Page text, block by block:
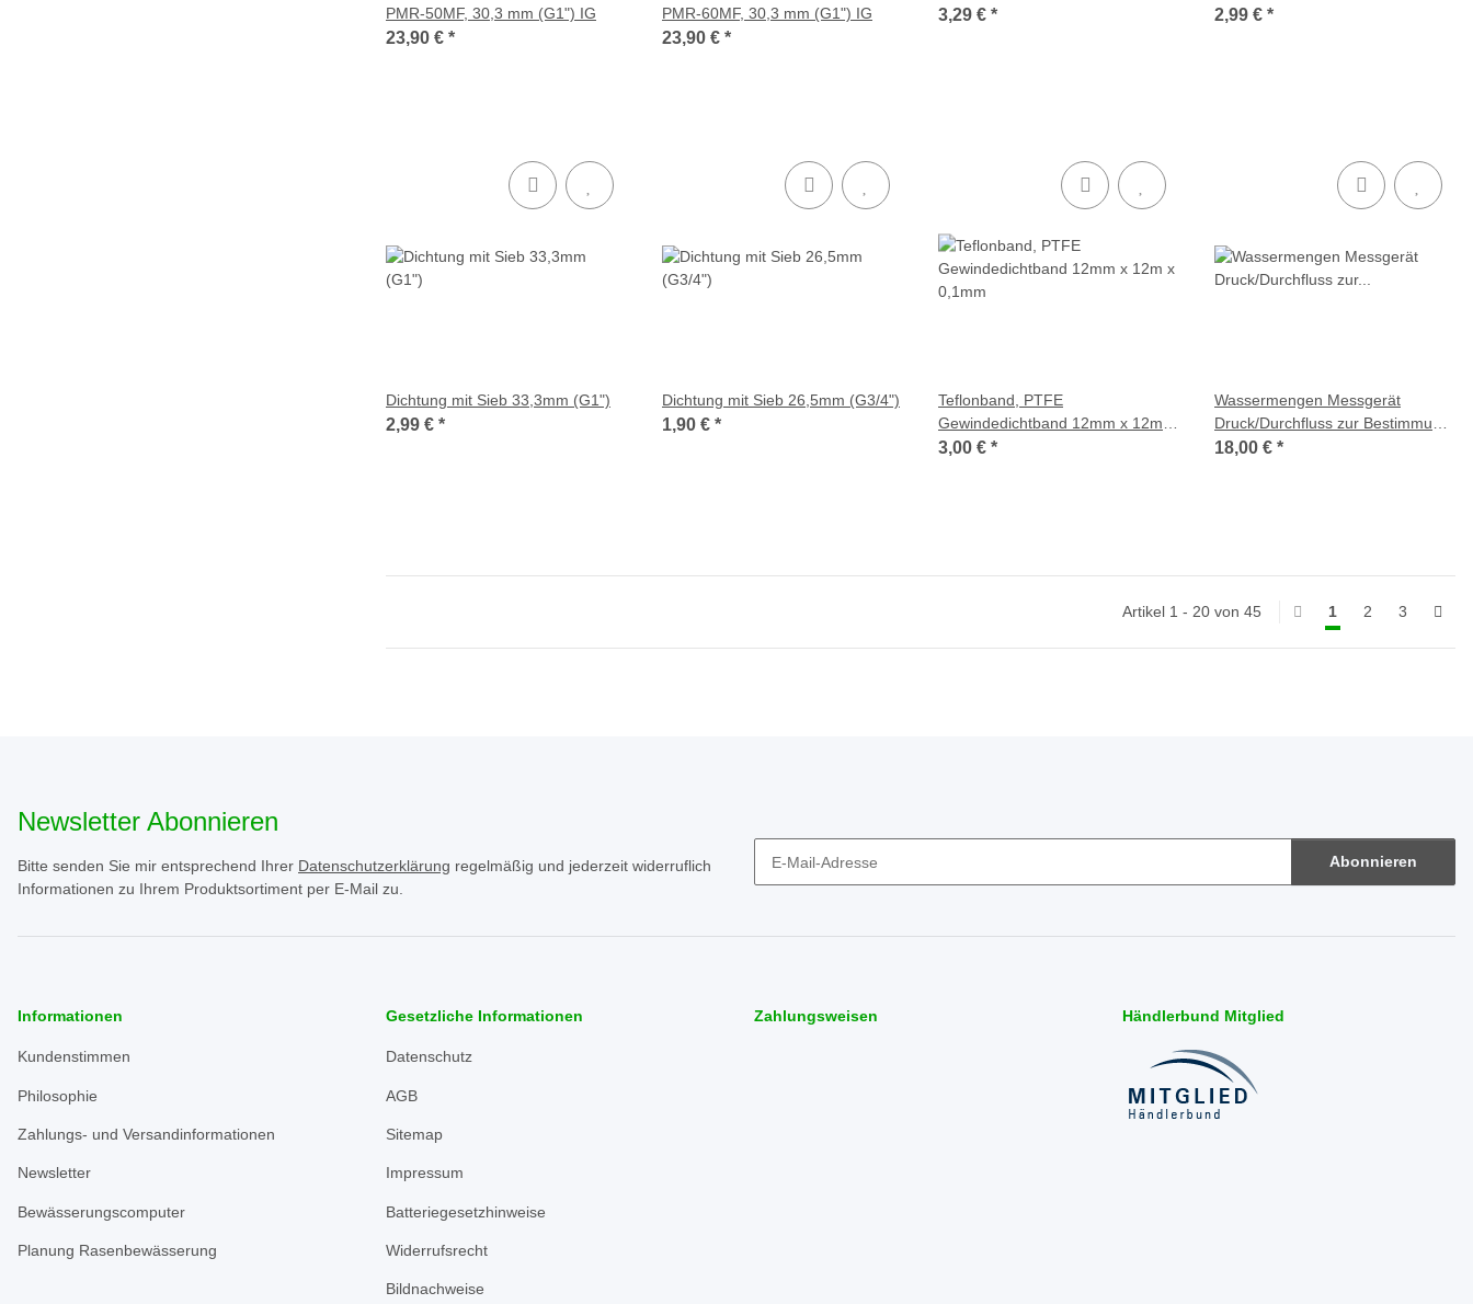
PMR-50MF, 30,3 mm (G1") IG
23,90 € *
PMR-60MF, 30,3 mm (G1") IG
23,90 € *
3,29 € * 2,99 € *
Dichtung mit Sieb 33,3mm (G1")
2,99 € *
Dichtung mit Sieb 26,5mm (G3/4")
1,90 € *
Teflonband, PTFE
Gewindedichtband 12mm x 12m x
0,1mm
3,00 € *
Wassermengen Messgerät
Druck/Durchfluss zur Bestimmung
der verfügbaren Wassermenge
18,00 € *
Artikel 1 - 20 von 45 1 2 3
Newsletter Abonnieren
Bitte senden Sie mir entsprechend Ihrer Datenschutzerklärung regelmäßig und jederzeit widerruflich
Informationen zu Ihrem Produktsortiment per E-Mail zu.
Abonnieren
Informationen
Kundenstimmen
Philosophie
Zahlungs- und Versandinformationen
Newsletter
Bewässerungscomputer
Planung Rasenbewässerung
Gesetzliche Informationen
Datenschutz
AGB
Sitemap
Impressum
Batteriegesetzhinweise
Widerrufsrecht
Bildnachweise
Zahlungsweisen Händlerbund Mitglied